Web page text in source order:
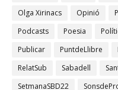
Olga Xirinacs
Opinió
Podcasts
Poesia
Publicar
PuntdeLlibre
RelatSub
Sabadell
SetmanaSBD22